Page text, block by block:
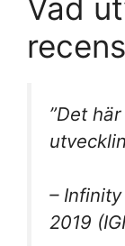
Vad
”Det
–
2019